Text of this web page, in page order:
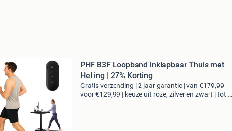
PHF B3F Loopband inklapbaar Thuis met
Helling | 27% Korting
Gratis verzending | 2 jaar garantie | van €179,99
voor €129,99 | keuze uit roze, zilver en zwart | tot 8